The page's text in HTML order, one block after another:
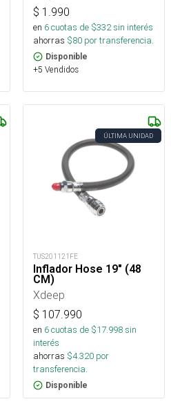
$ 1.990
en 6cuotas de $332sin interés
ahorras $80 por transferencia.
Disponible
+5 Vendidos
ÚLTIMA UNIDAD
TUS201121FE
Inflador Hose 19" (48
CM)
Xdeep
$ 107.990
en 6cuotas de $17.998sin
interés
ahorras $4.320 por
transferencia.
Disponible